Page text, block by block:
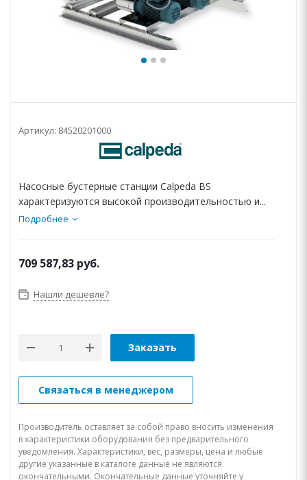
Артикул: 84520201000
Насосные бустерные станции Calpeda BS
характеризуются высокой производительностью и...
Подробнее
709 587,83 руб.
Нашли дешевле?
Заказать
Связаться в менеджером
Производитель оставляет за собой право вносить изменения
в характеристики оборудования без предварительного
уведомления. Характеристики, вес, размеры, цена и любые
другие указанные в каталоге данные не являются
окончательными. Окончательные данные уточняйте у